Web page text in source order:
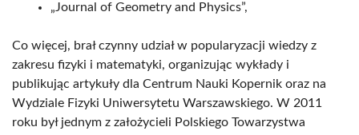
„Journal of Geometry and Physics”,
Co więcej, brał czynny udział w popularyzacji wiedzy z
zakresu fizyki i matematyki, organizując wykłady i
publikując artykuły dla Centrum Nauki Kopernik oraz na
Wydziale Fizyki Uniwersytetu Warszawskiego. W 2011
roku był jednym z założycieli Polskiego Towarzystwa